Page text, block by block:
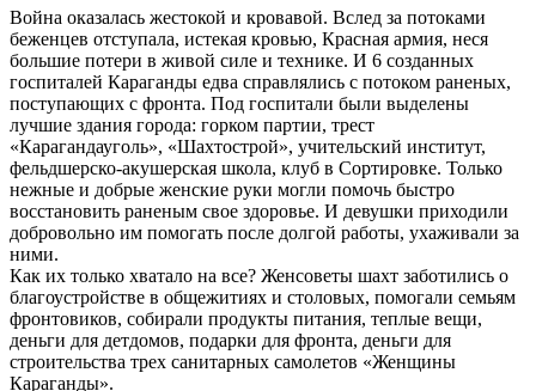
Война оказалась жестокой и кровавой. Вслед за потоками
беженцев отступала, истекая кровью, Красная армия, неся
большие потери в живой силе и технике. И 6 созданных
госпиталей Караганды едва справлялись с потоком раненых,
поступающих с фронта. Под госпитали были выделены
лучшие здания города: горком партии, трест
«Карагандауголь», «Шахтострой», учительский институт,
фельдшерско-акушерская школа, клуб в Сортировке. Только
нежные и добрые женские руки могли помочь быстро
восстановить раненым свое здоровье. И девушки приходили
добровольно им помогать после долгой работы, ухаживали за
ними.
Как их только хватало на все? Женсоветы шахт заботились о
благоустройстве в общежитиях и столовых, помогали семьям
фронтовиков, собирали продукты питания, теплые вещи,
деньги для детдомов, подарки для фронта, деньги для
строительства трех санитарных самолетов «Женщины
Караганды».